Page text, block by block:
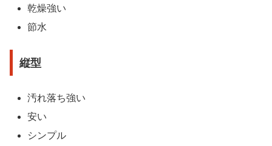
乾燥強い
節水
縦型
汚れ落ち強い
安い
シンプル